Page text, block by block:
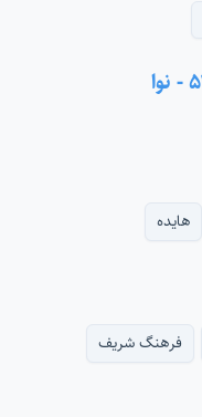
هایده
فرهنگ شریف